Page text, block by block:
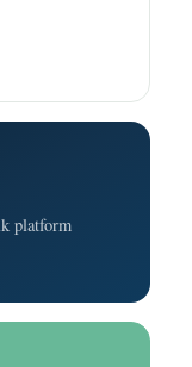
platform